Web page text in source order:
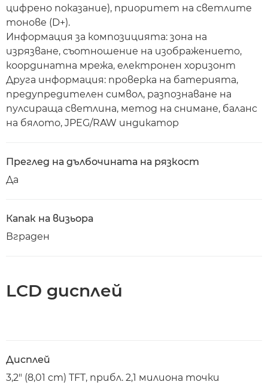
цифрено показание), приоритет на светлите
тонове (D+).
Информация за композицията: зона на
изрязване, съотношение на изображението,
координатна мрежа, електронен хоризонт
Друга информация: проверка на батерията,
предупредителен символ, разпознаване на
пулсираща светлина, метод на снимане, баланс
на бялото, JPEG/RAW индикатор
Преглед на дълбочината на рязкост
Да
Капак на визьора
Вграден
LCD дисплей
Дисплей
3,2" (8,01 cm) TFT, прибл. 2,1 милиона точки